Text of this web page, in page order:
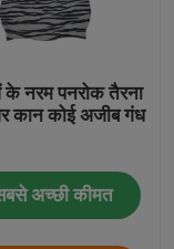
के नरम पनरोक तैरना
कान कोई अजीब गंध
अच्छी कीमत